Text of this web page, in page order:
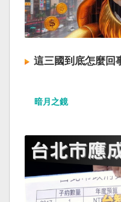
這三國到底怎麼回
暗月之鏡